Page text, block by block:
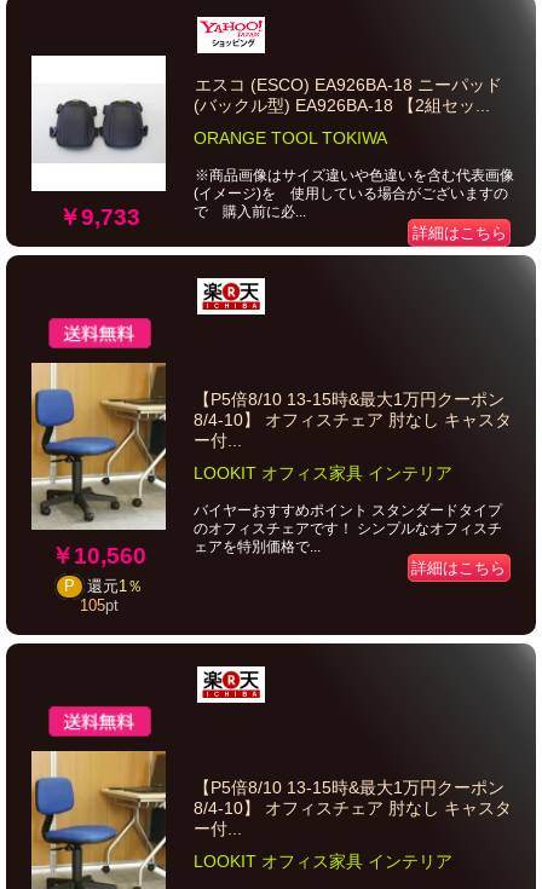
￥9,733
エスコ (ESCO) EA926BA-18 ニーパッド
(バックル型) EA926BA-18 【2組セッ...
ORANGE TOOL TOKIWA
※商品画像はサイズ違いや色違いを含む代表画像
(イメージ)を 使用している場合がございますの
で 購入前に必...
詳細はこちら
￥10,560
P 還元1％
105pt
【P5倍8/10 13-15時&最大1万円クーポン
8/4-10】 オフィスチェア 肘なし キャスタ
ー付...
LOOKIT オフィス家具 インテリア
バイヤーおすすめポイント スタンダードタイプ
のオフィスチェアです！ シンプルなオフィスチ
ェアを特別価格で...
詳細はこちら
【P5倍8/10 13-15時&最大1万円クーポン
8/4-10】 オフィスチェア 肘なし キャスタ
ー付...
LOOKIT オフィス家具 インテリア